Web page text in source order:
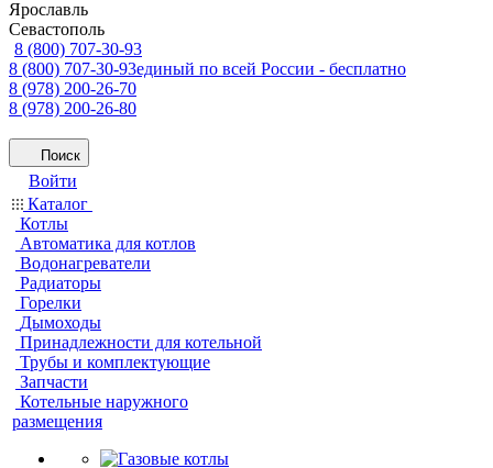
Ярославль
Севастополь
8 (800) 707-30-93
8 (800) 707-30-93единый по всей России - бесплатно
8 (978) 200-26-70
8 (978) 200-26-80
Поиск
Войти
Каталог
Котлы
Автоматика для котлов
Водонагреватели
Радиаторы
Горелки
Дымоходы
Принадлежности для котельной
Трубы и комплектующие
Запчасти
Котельные наружного
размещения